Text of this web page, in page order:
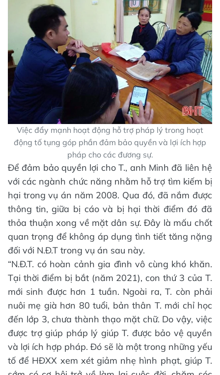
Việc đẩy mạnh hoạt động hỗ trợ pháp lý trong hoạt
động tố tụng góp phần đảm bảo quyền và lợi ích hợp
pháp cho các đương sự.
Để đảm bảo quyền lợi cho T., anh Minh đã liên hệ
với các ngành chức năng nhằm hỗ trợ tìm kiếm bị
hại trong vụ án năm 2008. Qua đó, đã nắm được
thông tin, giữa bị cáo và bị hại thời điểm đó đã
thỏa thuận xong về mặt dân sự. Đây là mấu chốt
quan trọng để không áp dụng tình tiết tăng nặng
đối với N.Đ.T trong vụ án sau này.
“N.Đ.T. có hoàn cảnh gia đình vô cùng khó khăn.
Tại thời điểm bị bắt (năm 2021), con thứ 3 của T.
mới sinh được hơn 1 tuần. Ngoài ra, T. còn phải
nuôi mẹ già hơn 80 tuổi, bản thân T. mới chỉ học
đến lớp 3, chưa thành thạo mặt chữ. Do vậy, việc
được trợ giúp pháp lý giúp T. được bảo vệ quyền
và lợi ích hợp pháp. Đó sẽ là một trong những yếu
tố để HĐXX xem xét giảm nhẹ hình phạt, giúp T.